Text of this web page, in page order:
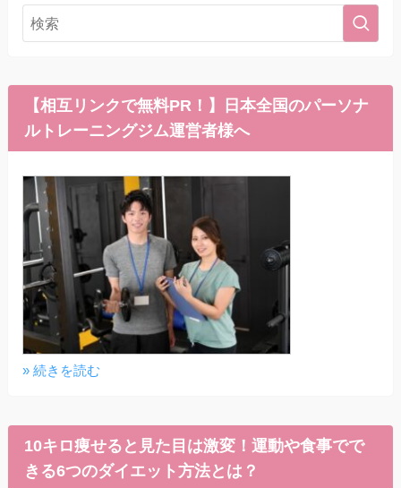
【相互リンクで無料PR！】日本全国のパーソナ
ルトレーニングジム運営者様へ
» 続きを読む
10キロ痩せると見た目は激変！運動や食事でで
きる6つのダイエット方法とは？